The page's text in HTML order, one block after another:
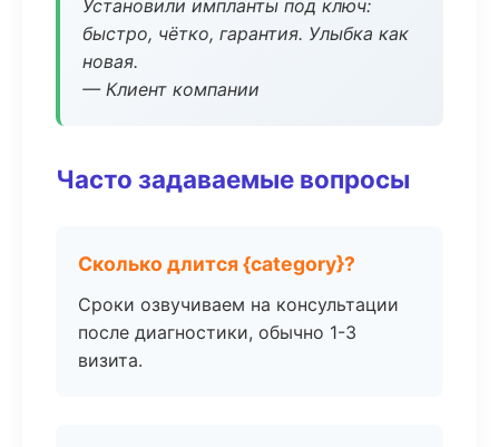
Установили импланты под ключ:
быстро, чётко, гарантия. Улыбка как
новая.
— Клиент компании
Часто задаваемые вопросы
Сколько длится {category}?
Сроки озвучиваем на консультации
после диагностики, обычно 1-3
визита.